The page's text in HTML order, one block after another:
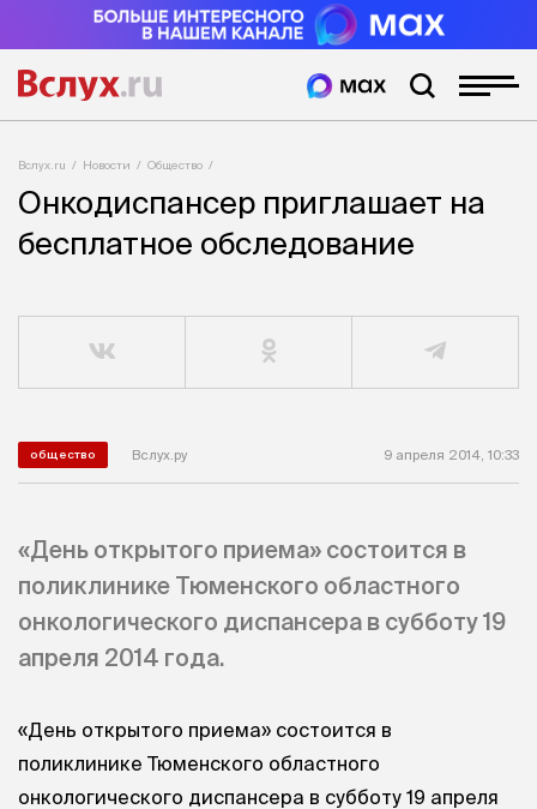
Вслух.ru Новости Общество
Онкодиспансер приглашает на
бесплатное обследование
общество Вслух.ру 9 апреля 2014, 10:33
«День открытого приема» состоится в
поликлинике Тюменского областного
онкологического диспансера в субботу 19
апреля 2014 года.
«День открытого приема» состоится в
поликлинике Тюменского областного
онкологического диспансера в субботу 19 апреля